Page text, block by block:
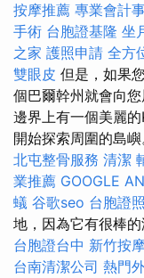
按摩推薦 專業會計
手術 台胞證基隆 坐
之家 護照申請 全方
雙眼皮 但是，如果
個巴爾幹州就會向
邊界上有一個美麗
開始探索周圍的島嶼
北屯整骨服務 清潔
業推薦 GOOGLE
蟻 谷歌seo 台胞證
地，因為它有很棒
台胞證台中 新竹按
台南清潔公司 熱門